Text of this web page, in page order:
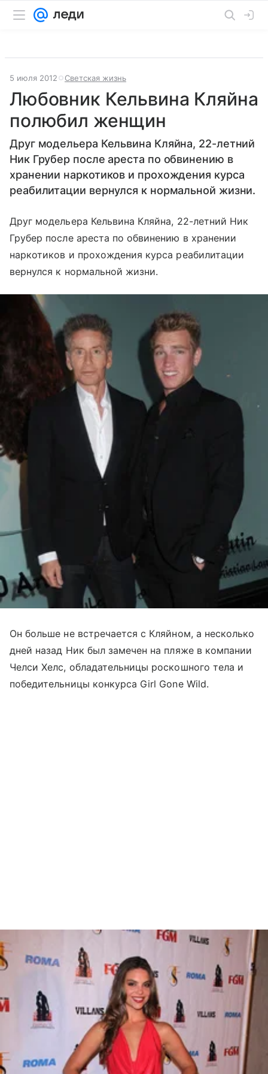
5 июля 2012 Светская жизнь
Любовник Кельвина Кляйна
полюбил женщин
Друг модельера Кельвина Кляйна, 22-летний
Ник Грубер после ареста по обвинению в
хранении наркотиков и прохождения курса
реабилитации вернулся к нормальной жизни.
Друг модельера Кельвина Кляйна, 22-летний Ник
Грубер после ареста по обвинению в хранении
наркотиков и прохождения курса реабилитации
вернулся к нормальной жизни.
Он больше не встречается с Кляйном, а несколько
дней назад Ник был замечен на пляже в компании
Челси Хелс, обладательницы роскошного тела и
победительницы конкурса Girl Gone Wild.